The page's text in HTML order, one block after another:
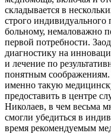
складывается в
строго
больному, немаловажно
первой потребности.
диагностику на
и лечение по
понятным соображениям.
именно такую
предоставить в центре
Николаев, в чем весьма
смогли убедиться в
время рекомендуемым